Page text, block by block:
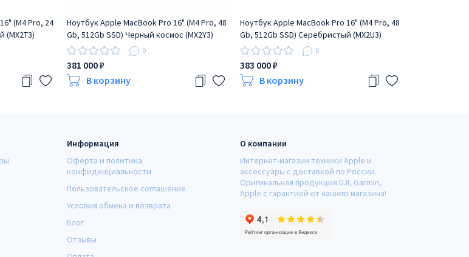
(M4 Pro, 24
(MX2T3)
Ноутбук Apple MacBook Pro 16" (M4 Pro, 48
Gb, 512Gb SSD) Черный космос (MX2Y3)
0
381 000 ₽
В корзину
Ноутбук Apple MacBook Pro 16" (M4 Pro, 48
Gb, 512Gb SSD) Серебристый (MX2U3)
0
383 000 ₽
В корзину
Информация
Оферта и политика
конфиденциальности
Пользовательское соглашение
Условия обмена и возврата
Блог
Отзывы
О компании
Интернет-магазин техники Apple и
аксессуары с доставкой по России.
Оригинальная продукция DJI, Garmin,
Apple с гарантией от нашего магазина!